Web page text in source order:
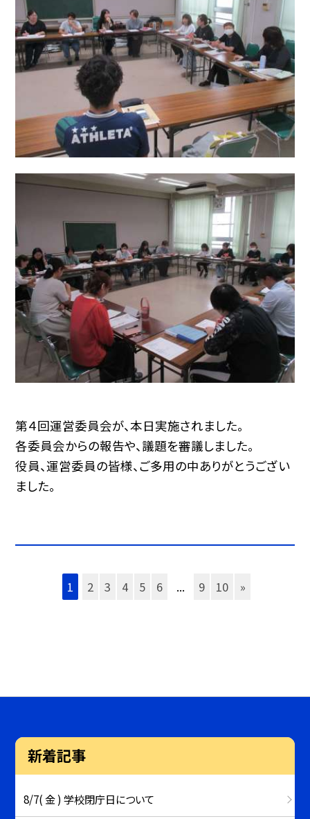
第４回運営委員会が、本日実施されました。
各委員会からの報告や、議題を審議しました。
役員、運営委員の皆様、ご多用の中ありがとうござい
ました。
1 2 3 4 5 6 ... 9 10 »
新着記事
8/7( 金 ) 学校閉庁日について